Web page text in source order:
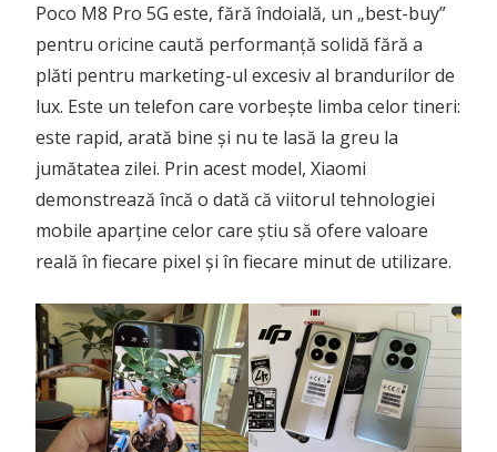
Poco M8 Pro 5G este, fără îndoială, un „best-buy”
pentru oricine caută performanță solidă fără a
plăti pentru marketing-ul excesiv al brandurilor de
lux. Este un telefon care vorbește limba celor tineri:
este rapid, arată bine și nu te lasă la greu la
jumătatea zilei. Prin acest model, Xiaomi
demonstrează încă o dată că viitorul tehnologiei
mobile aparține celor care știu să ofere valoare
reală în fiecare pixel și în fiecare minut de utilizare.